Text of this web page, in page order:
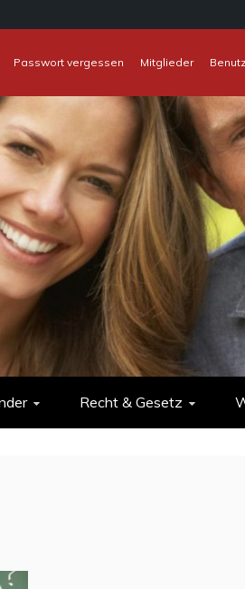
Passwort vergessen Mitglieder
Recht & Gesetz